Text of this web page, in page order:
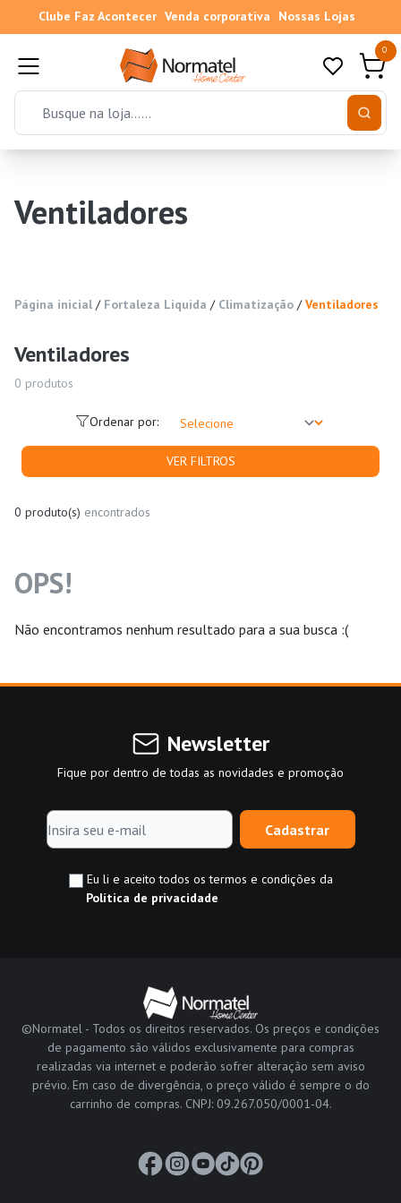
Clube Faz Acontecer Venda corporativa Nossas Lojas
0
Ventiladores
Página inicial / Fortaleza Liquida / Climatização /Ventiladores
Ventiladores
0 produtos
VER FILTROS
Ordenar por:
0 produto(s) encontrados
OPS!
Não encontramos nenhum resultado para a sua busca :(
Newsletter
Fique por dentro de todas as novidades e promoção
Cadastrar
Eu li e aceito todos os termos e condições da
Política de privacidade
©Normatel - Todos os direitos reservados. Os preços e condições
de pagamento são válidos exclusivamente para compras
realizadas via internet e poderão sofrer alteração sem aviso
prévio. Em caso de divergência, o preço válido é sempre o do
carrinho de compras. CNPJ: 09.267.050/0001-04.